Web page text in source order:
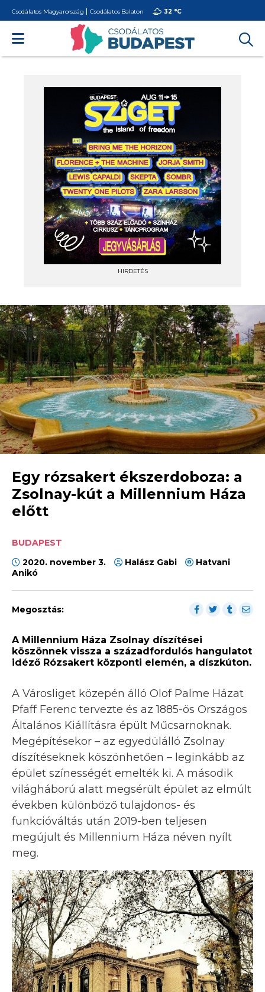
Csodálatos Magyarország Csodálatos Balaton 32 °C
HIRDETÉS
Egy rózsakert ékszerdoboza: a
Zsolnay-kút a Millennium Háza
előtt
BUDAPEST
2020. november 3.
Halász Gabi
Hatvani‎
Anikó
Megosztás:
A Millennium Háza Zsolnay díszítései
köszönnek vissza a századfordulós hangulatot
idéző Rózsakert központi elemén, a díszkúton.
A Városliget közepén álló Olof Palme Házat
Pfaff Ferenc tervezte és az 1885-ös Országos
Általános Kiállításra épült Műcsarnoknak.
Megépítésekor – az egyedülálló Zsolnay
díszítéseknek köszönhetően – leginkább az
épület színességét emelték ki. A második
világháború alatt megsérült épület az elmúlt
években különböző tulajdonos- és
funkcióváltás után 2019-ben teljesen
megújult és Millennium Háza néven nyílt
meg.